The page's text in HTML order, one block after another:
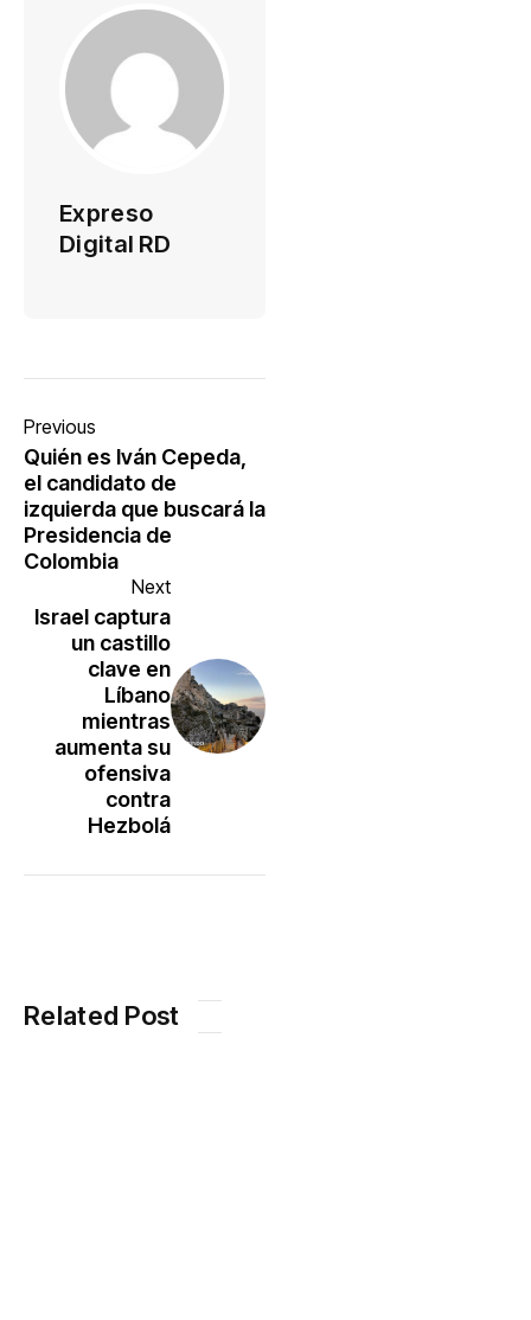
Expreso
Digital RD
Previous
Quién es Iván Cepeda,
el candidato de
izquierda que buscará la
Presidencia de
Colombia
Next
Israel captura
un castillo
clave en
Líbano
mientras
aumenta su
ofensiva
contra
Hezbolá
Related Post